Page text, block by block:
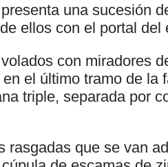
una sucesión
ellos con el portal del
con miradores
el último tramo de la
triple, separada por
rasgadas que se van